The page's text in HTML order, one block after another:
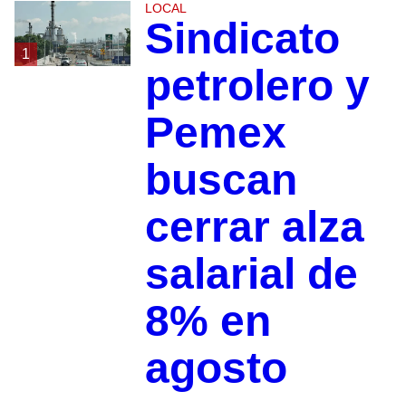
1
LOCAL
Sindicato
petrolero y
Pemex
buscan
cerrar alza
salarial de
8% en
agosto